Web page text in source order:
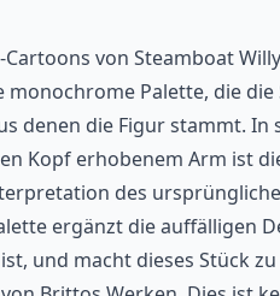
von Steamboat
Palette, die die
denen die Figur stammt. In
Kopf erhobenem Arm ist
des
ergänzt die auffälligen
und macht dieses Stück